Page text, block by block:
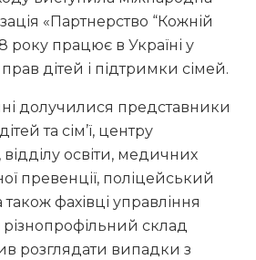
«Партнерство “Кожній
року працює в Україні у
дітей і підтримки сімей.
долучилися представники
та сім’ї, центру
освіти, медичних
превенції, поліцейський
фахівці управління
різнопрофільний склад
розглядати випадки з